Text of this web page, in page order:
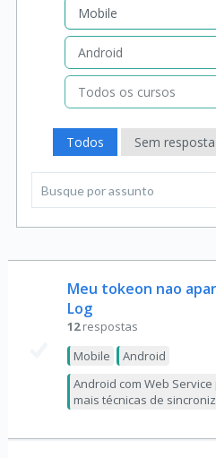
Mobile
Android
Todos os cursos
Todos Sem resposta
Meu tokeon nao
Log
12 respostas
Mobile
Android
Android com Web Service
mais técnicas de